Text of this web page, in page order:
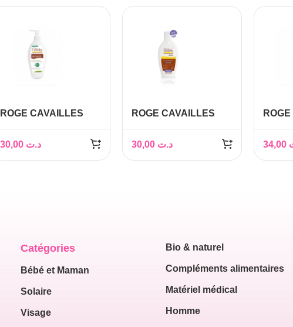
ROGE CAVAILLES
SECHERESSE 250ML
د.ت
ROGE CAVAILLES
Mycolea, 200ml
د.ت
Catégories
Bébé et Maman
Solaire
Visage
Bio & naturel
Compléments alimentaires
Matériel médical
Homme